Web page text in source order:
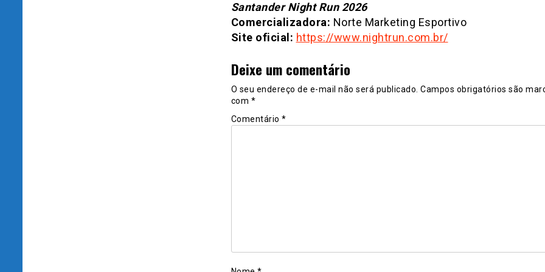
Santander Night Run 2026
Comercializadora: Norte Marketing Esportivo
Site oficial: https://www.nightrun.com.br/
Deixe um comentário
O seu endereço de e-mail não será publicado. Campos obrigatórios são
com *
Comentário *